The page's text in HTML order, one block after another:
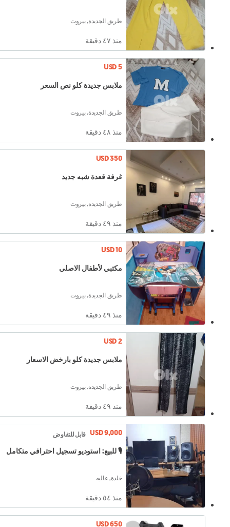
طريق الجديدة, بيروت
منذ ٤٧ دقيقة
USD 5
ملابس جديدة كلو نص السعر
طريق الجديدة, بيروت
منذ ٤٨ دقيقة
USD 350
غرفة قعدة شبه جديد
طريق الجديدة, بيروت
منذ ٤٩ دقيقة
USD 10
مكتبي لأطفال الاصلي
طريق الجديدة, بيروت
منذ ٤٩ دقيقة
USD 2
ملابس جديدة كلو بارخض الاسعار
طريق الجديدة, بيروت
منذ ٤٩ دقيقة
USD 9,000 قابل للتفاوض
🎙️ للبيع: استوديو تسجيل احترافي متكامل
خلدة, عاليه
منذ ٥٤ دقيقة
USD 650